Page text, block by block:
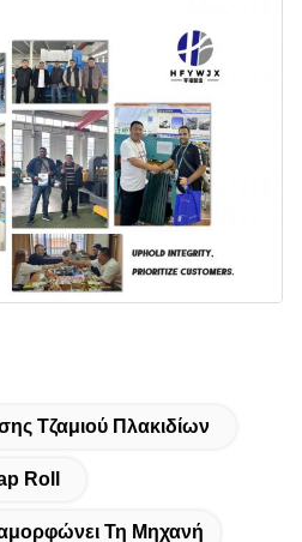
Τζαμιού Πλακιδίων
Roll
Τη Μηχανή